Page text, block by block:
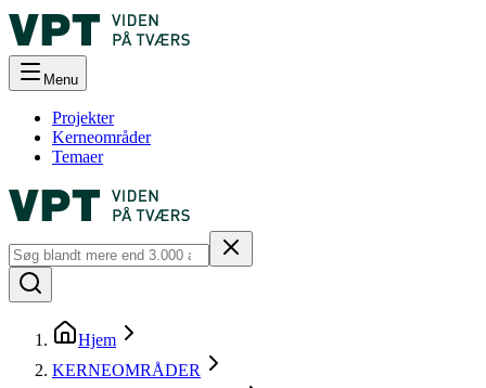
Menu
Projekter
Kerneområder
Temaer
Hjem
KERNEOMRÅDER